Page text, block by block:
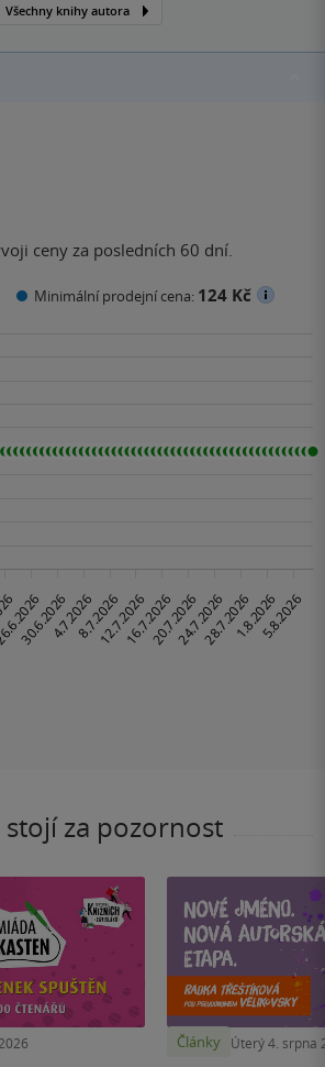
Všechny knihy autora
ceny za posledních 60 dní.
Minimální prodejní cena: 124 Kč
stojí za pozornost
Články Úterý 4. srpna